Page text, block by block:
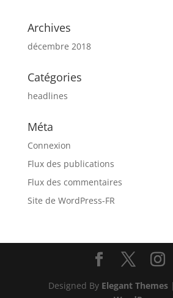
Archives
décembre 2018
Catégories
headlines
Méta
Connexion
Flux des publications
Flux des commentaires
Site de WordPress-FR
Designed By Elegant Themes|